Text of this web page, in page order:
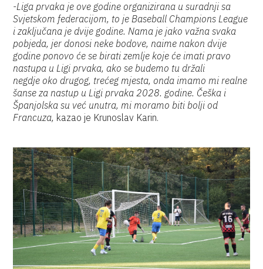
-Liga prvaka je ove godine organizirana u suradnji sa
Svjetskom federacijom, to je Baseball Champions League
i zaključana je dvije godine. Nama je jako važna svaka
pobjeda, jer donosi neke bodove, naime nakon dvije
godine ponovo će se birati zemlje koje će imati pravo
nastupa u Ligi prvaka, ako se budemo tu držali
negdje oko drugog, trećeg mjesta, onda imamo mi realne
šanse za nastup u Ligi prvaka 2028. godine. Češka i
Španjolska su već unutra, mi moramo biti bolji od
Francuza, kazao je Krunoslav Karin.